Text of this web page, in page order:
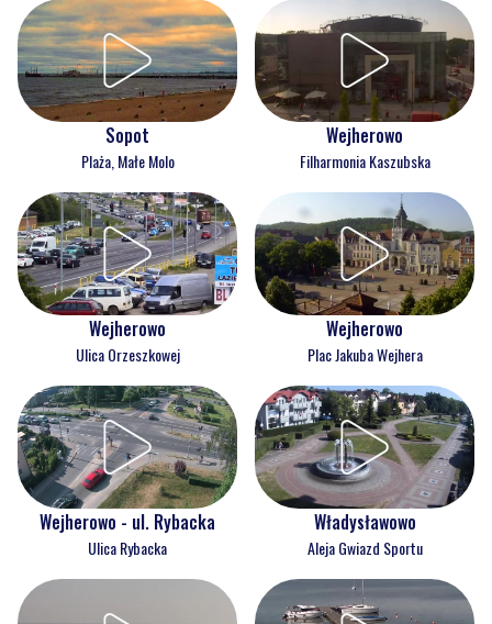
Sopot
Plaża, Małe Molo
Wejherowo
Filharmonia Kaszubska
Wejherowo
Ulica Orzeszkowej
Wejherowo
Plac Jakuba Wejhera
Wejherowo - ul. Rybacka
Ulica Rybacka
Władysławowo
Aleja Gwiazd Sportu